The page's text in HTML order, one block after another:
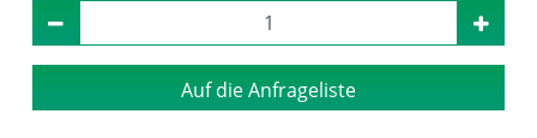
Auf die Anfrageliste